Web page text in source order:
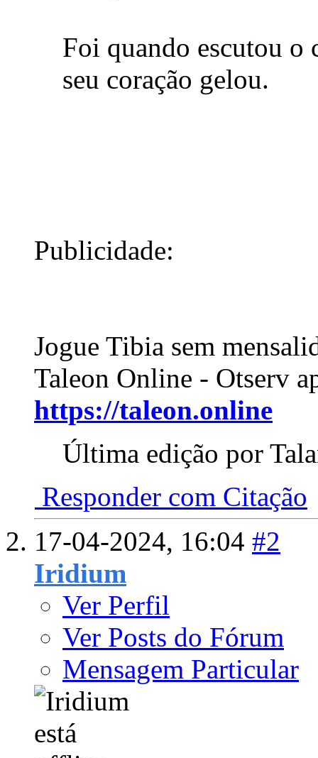
Foi quando escutou o
seu coração gelou.
Publicidade:
Jogue Tibia sem
Taleon Online - Otserv
https://taleon.online
Última edição por
Responder com Citação
17-04-2024, 16:04 #2
Iridium
Ver Perfil
Ver Posts do Fórum
Mensagem Particular